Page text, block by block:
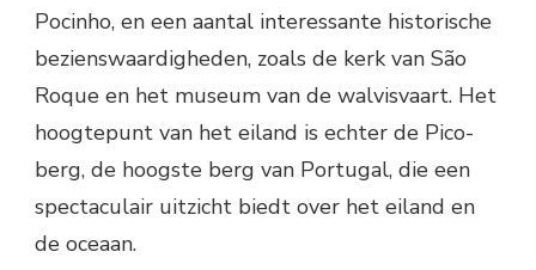
Pocinho, en een aantal interessante historische
bezienswaardigheden, zoals de kerk van São
Roque en het museum van de walvisvaart. Het
hoogtepunt van het eiland is echter de Pico-
berg, de hoogste berg van Portugal, die een
spectaculair uitzicht biedt over het eiland en
de oceaan.